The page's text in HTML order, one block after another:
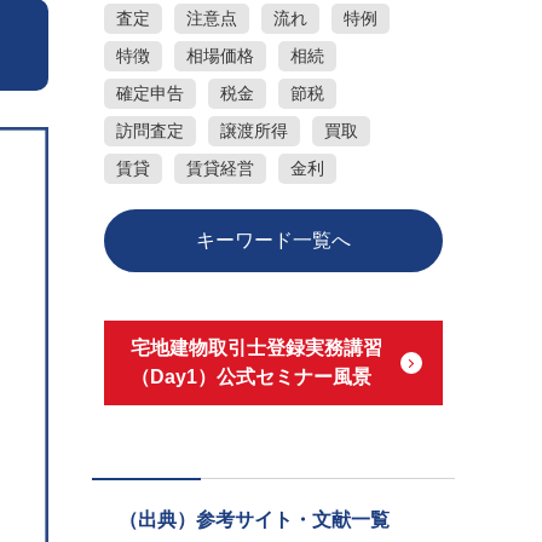
査定 注意点 流れ
特例
特徴
相場価格
相続
確定申告
税金
節税
訪問査定
譲渡所得
買取
賃貸
賃貸経営 金利
キーワード一覧へ
宅地建物取引士登録実務講習
（Day1）公式セミナー風景
（出典）参考サイト・文献一覧